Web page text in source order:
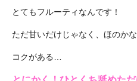
とてもフルーティなんです！
ただ甘いだけじゃなく、ほのか
コクがある…